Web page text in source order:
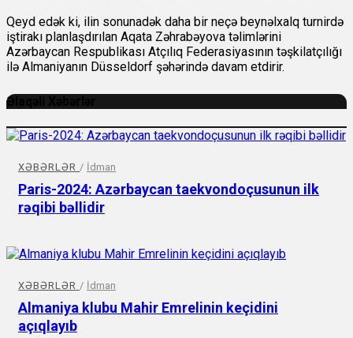
Qeyd edək ki, ilin sonunadək daha bir neçə beynəlxalq turnirdə
iştirakı planlaşdırılan Aqata Zəhrabəyova təlimlərini
Azərbaycan Respublikası Atçılıq Federasiyasının təşkilatçılığı
ilə Almaniyanın Düsseldorf şəhərində davam etdirir.
Əlaqəli Xəbərlər
XƏBƏRLƏR / İdman
Paris-2024: Azərbaycan taekvondoçusunun ilk
rəqibi bəllidir
XƏBƏRLƏR / İdman
Almaniya klubu Mahir Emrelinin keçidini
açıqlayıb